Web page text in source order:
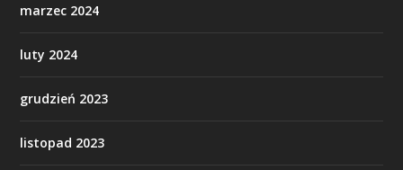
marzec 2024
luty 2024
grudzień 2023
listopad 2023